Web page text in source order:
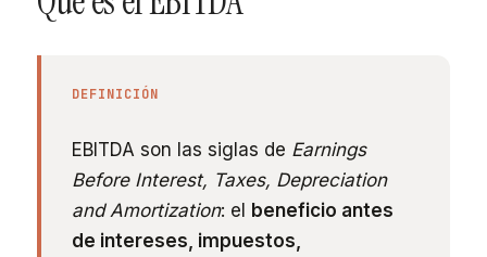
DEFINICIÓN
EBITDA son las siglas de Earnings
Before Interest, Taxes, Depreciation
and Amortization: el
beneficio antes
de intereses, impuestos,